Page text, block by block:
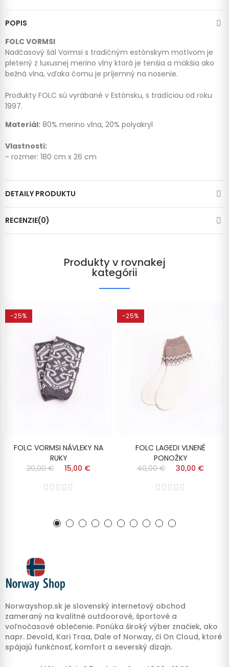
POPIS
FOLC VORMSI
Nadčasový šál Vormsi s tradičným estónskym motívom je
pletený z luxusnej merino vlny ktorá je tenšia a mäkšia ako
bežná vlna, vďaka čomu je príjemný na nosenie.
Produkty FOLC sú vyrábané v Estónsku, s tradíciou od roku
1997.
Materiál: 80% merino vlna, 20% polyakryl
Vlastnosti:
- rozmer: 180 cm x 26 cm
DETAILY PRODUKTU
RECENZIE(0)
Produkty v rovnakej
kategórii
-25%
FOLC VORMSI NÁVLEKY NA
RUKY
20,00 €
15,00 €
-25%
FOLC LAGEDI VLNENÉ
PONOŽKY
40,00 €
30,00 €
Norwayshop.sk je slovenský internetový obchod
zameraný na kvalitné outdoorové, športové a
voľnočasové oblečenie. Ponúka široký výber značiek, ako
napr. Devold, Kari Traa, Dale of Norway, či On Cloud, ktoré
spájajú funkčnosť, komfort a severský dizajn.